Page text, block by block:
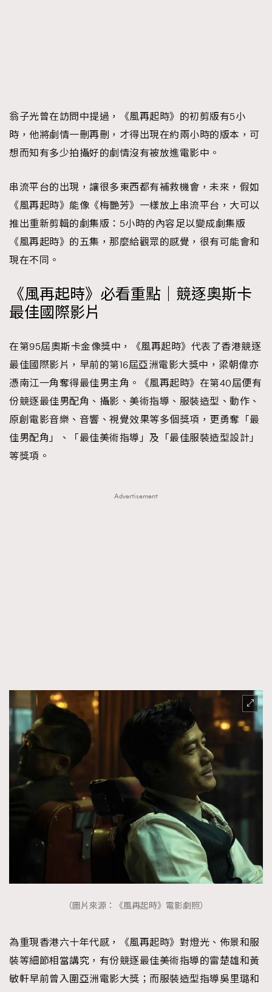
翁子光曾在訪問中提過，《風再起時》的初剪版有5小
時，他將劇情一刪再刪，才得出現在約兩小時的版本，可
想而知有多少拍攝好的劇情沒有被放進電影中。
串流平台的出現，讓很多東西都有補救機會，未來，假如
《風再起時》能像《梅艷芳》一樣放上串流平台，大可以
推出重新剪輯的劇集版：5小時的內容足以變成劇集版
《風再起時》的五集，那麼給觀眾的感覺，很有可能會和
現在不同。
《風再起時》必看重點｜競逐奧斯卡
最佳國際影片
在第95屆奧斯卡金像獎中，《風再起時》代表了香港競逐
最佳國際影片，早前的第16屆亞洲電影大獎中，梁朝偉亦
憑南江一角奪得最佳男主角。《風再起時》在第40屆便有
份競逐最佳男配角、攝影、美術指導、服裝造型、動作、
原創電影音樂、音響、視覺效果等多個獎項，更勇奪「最
佳男配角」、「最佳美術指導」及「最佳服裝造型設計」
等獎項。
Advertisement
（圖片來源：《風再起時》電影劇照）
為重現香港六十年代感，《風再起時》對燈光、佈景和服
裝等細節相當講究，有份競逐最佳美術指導的雷楚雄和黃
敏軒早前曾入圍亞洲電影大獎；而服裝造型指導吳里璐和